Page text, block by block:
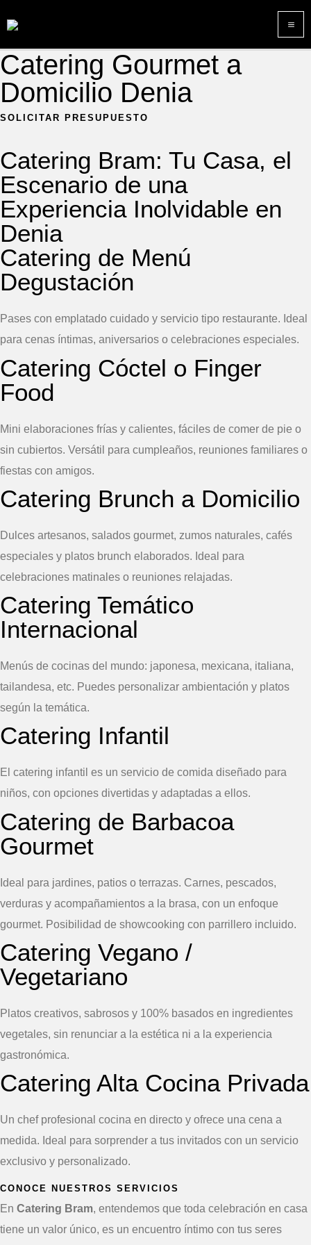
al
contenido
Catering Gourmet a
Domicilio Denia
SOLICITAR PRESUPUESTO
Catering Bram: Tu Casa, el
Escenario de una
Experiencia Inolvidable en
Denia
Catering de Menú
Degustación
Pases con emplatado cuidado y servicio tipo restaurante. Ideal
para cenas íntimas, aniversarios o celebraciones especiales.
Catering Cóctel o Finger
Food
Mini elaboraciones frías y calientes, fáciles de comer de pie o
sin cubiertos. Versátil para cumpleaños, reuniones familiares o
fiestas con amigos.
Catering Brunch a Domicilio
Dulces artesanos, salados gourmet, zumos naturales, cafés
especiales y platos brunch elaborados. Ideal para
celebraciones matinales o reuniones relajadas.
Catering Temático
Internacional
Menús de cocinas del mundo: japonesa, mexicana, italiana,
tailandesa, etc. Puedes personalizar ambientación y platos
según la temática.
Catering Infantil
El catering infantil es un servicio de comida diseñado para
niños, con opciones divertidas y adaptadas a ellos.
Catering de Barbacoa
Gourmet
Ideal para jardines, patios o terrazas. Carnes, pescados,
verduras y acompañamientos a la brasa, con un enfoque
gourmet. Posibilidad de showcooking con parrillero incluido.
Catering Vegano /
Vegetariano
Platos creativos, sabrosos y 100% basados en ingredientes
vegetales, sin renunciar a la estética ni a la experiencia
gastronómica.
Catering Alta Cocina Privada
Un chef profesional cocina en directo y ofrece una cena a
medida. Ideal para sorprender a tus invitados con un servicio
exclusivo y personalizado.
CONOCE NUESTROS SERVICIOS
En Catering Bram, entendemos que toda celebración en casa
tiene un valor único, es un encuentro íntimo con tus seres